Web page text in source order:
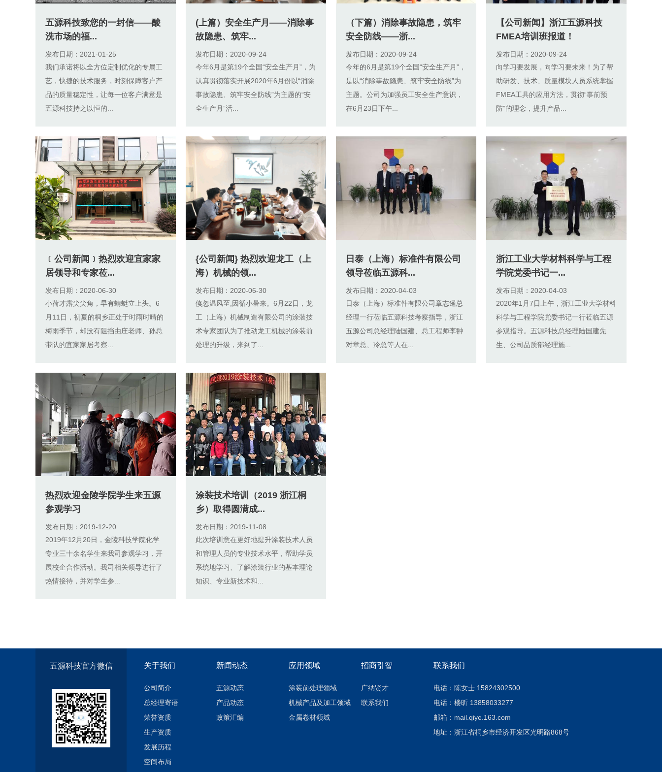
五源科技致您的一封信——酸
洗市场的福...
发布日期：2021-01-25
我们承诺将以全方位定制优化的专属工
艺，快捷的技术服务，时刻保障客户产
品的质量稳定性，让每一位客户满意是
五源科技持之以恒的...
(上篇）安全生产月——消除事
故隐患、筑牢...
发布日期：2020-09-24
今年6月是第19个全国“安全生产月”，为
认真贯彻落实开展2020年6月份以“消除
事故隐患、筑牢安全防线”为主题的“安
全生产月”活...
（下篇）消除事故隐患，筑牢
安全防线——浙...
发布日期：2020-09-24
今年的6月是第19个全国“安全生产月”，
是以“消除事故隐患、筑牢安全防线”为
主题。公司为加强员工安全生产意识，
在6月23日下午...
【公司新闻】浙江五源科技
FMEA培训班报道！
发布日期：2020-09-24
向学习要发展，向学习要未来！为了帮
助研发、技术、质量模块人员系统掌握
FMEA工具的应用方法，贯彻“事前预
防”的理念，提升产品...
﹝公司新闻﹞热烈欢迎宜家家
居领导和专家莅...
发布日期：2020-06-30
小荷才露尖尖角，早有蜻蜓立上头。6
月11日，初夏的桐乡正处于时雨时晴的
梅雨季节，却没有阻挡由庄老师、孙总
带队的宜家家居考察...
{公司新闻} 热烈欢迎龙工（上
海）机械的领...
发布日期：2020-06-30
倏忽温风至,因循小暑来。6月22日，龙
工（上海）机械制造有限公司的涂装技
术专家团队为了推动龙工机械的涂装前
处理的升级，来到了...
日泰（上海）标准件有限公司
领导莅临五源科...
发布日期：2020-04-03
日泰（上海）标准件有限公司章志暹总
经理一行莅临五源科技考察指导，浙江
五源公司总经理陆国建、总工程师李翀
对章总、冷总等人在...
浙江工业大学材料科学与工程
学院党委书记一...
发布日期：2020-04-03
2020年1月7日上午，浙江工业大学材料
科学与工程学院党委书记一行莅临五源
参观指导。五源科技总经理陆国建先
生、公司品质部经理施...
热烈欢迎金陵学院学生来五源
参观学习
发布日期：2019-12-20
2019年12月20日，金陵科技学院化学
专业三十余名学生来我司参观学习，开
展校企合作活动。我司相关领导进行了
热情接待，并对学生参...
涂装技术培训（2019 浙江桐
乡）取得圆满成...
发布日期：2019-11-08
此次培训意在更好地提升涂装技术人员
和管理人员的专业技术水平，帮助学员
系统地学习、了解涂装行业的基本理论
知识、专业新技术和...
五源科技官方微信 关于我们
公司简介
总经理寄语
荣誉资质
生产资质
发展历程
空间布局
新闻动态
五源动态
产品动态
政策汇编
应用领域
涂装前处理领域
机械产品及加工领域
金属卷材领域
招商引智
广纳贤才
联系我们
联系我们
电话：陈女士 15824302500
电话：楼昕 13858033277
邮箱：mail.qiye.163.com
地址：浙江省桐乡市经济开发区光明路868号